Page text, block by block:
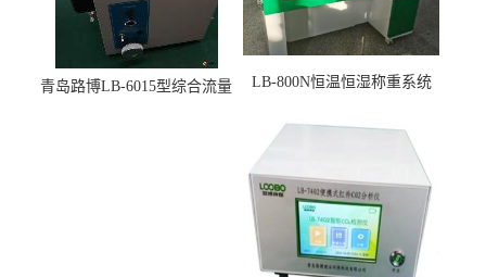
青岛路博LB-6015型综合流量
LB-800N恒温恒湿称重系统